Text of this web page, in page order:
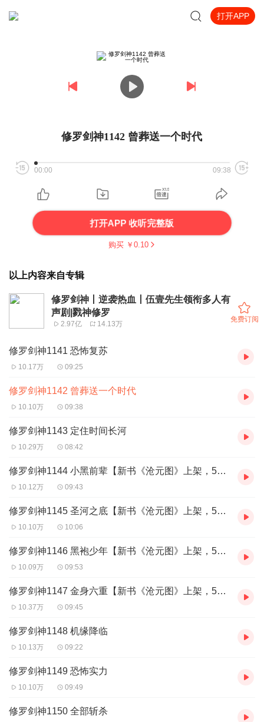
打开APP
修罗剑神1142 曾葬送一个时代
00:00 09:38
打开APP 收听完整版
购买 ￥ 0.10
以上内容来自专辑
修罗剑神丨逆袭热血丨伍壹先生领衔多人有
声剧|戮神修罗
2.97亿 14.13万
免费订阅
修罗剑神1141 恐怖复苏
10.17万 09:25
修罗剑神1142 曾葬送一个时代
10.10万 09:38
修罗剑神1143 定住时间长河
10.29万 08:42
修罗剑神1144 小黑前辈【新书《沧元图》上架，5星评论、订阅直播抽奖！！】
10.12万 09:43
修罗剑神1145 圣河之底【新书《沧元图》上架，5星评论、订阅直播抽奖！！】
10.10万 10:06
修罗剑神1146 黑袍少年【新书《沧元图》上架，5星评论、订阅直播抽奖！！】
10.09万 09:53
修罗剑神1147 金身六重【新书《沧元图》上架，5星评论、订阅直播抽奖！！】
10.37万 09:45
修罗剑神1148 机缘降临
10.13万 09:22
修罗剑神1149 恐怖实力
10.10万 09:49
修罗剑神1150 全部斩杀